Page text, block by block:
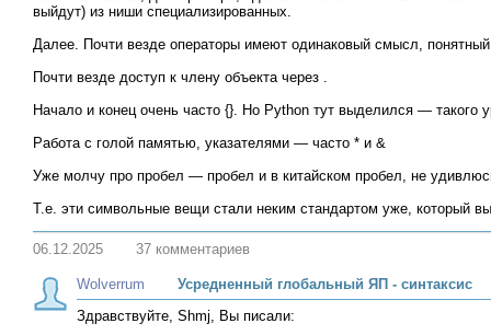
выйдут) из ниши специализированных.
Далее. Почти везде операторы имеют одинаковый смысл,
Почти везде доступ к члену объекта через .
Начало и конец очень часто {}. Но Python тут выделился —
Работа с голой памятью, указателями — часто * и &
Уже молчу про пробел — пробел и в китайском пробел, не
Т.е. эти символьные вещи стали неким стандартом уже, который
06.12.2025 37 комментариев
Wolverrum
Усредненный глобальный ЯП - синтаксис
Здравствуйте, Shmj, Вы писали: